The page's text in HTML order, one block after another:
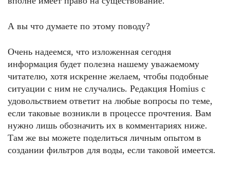
А вы что думаете по этому поводу?
Очень надеемся, что изложенная сегодня
информация будет полезна нашему уважаемому
читателю, хотя искренне желаем, чтобы подобные
ситуации с ним не случались. Редакция Homius с
удовольствием ответит на любые вопросы по теме,
если таковые возникли в процессе прочтения. Вам
нужно лишь обозначить их в комментариях ниже.
Там же вы можете поделиться личным опытом в
создании фильтров для воды, если таковой имеется.